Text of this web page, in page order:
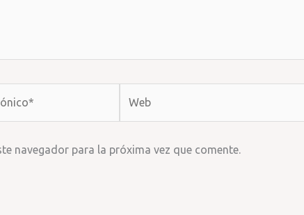
navegador para la próxima vez que comente.